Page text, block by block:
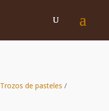
Trozos de pasteles /